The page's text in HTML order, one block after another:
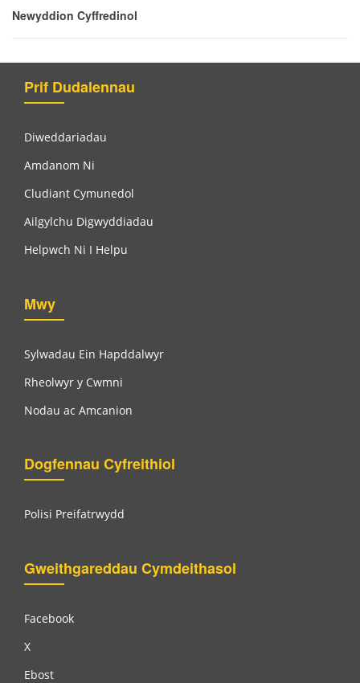
Newyddion Cyffredinol
Prif Dudalennau
Diweddariadau
Amdanom Ni
Cludiant Cymunedol
Ailgylchu Digwyddiadau
Helpwch Ni I Helpu
Mwy
Sylwadau Ein Hapddalwyr
Rheolwyr y Cwmni
Nodau ac Amcanion
Dogfennau Cyfreithiol
Polisi Preifatrwydd
Gweithgareddau Cymdeithasol
Facebook
X
Ebost